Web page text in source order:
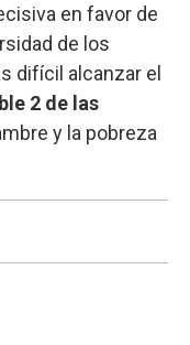
en favor de
de los
difícil alcanzar el
2 de las
y la pobreza